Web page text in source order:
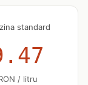
standard
/ litru